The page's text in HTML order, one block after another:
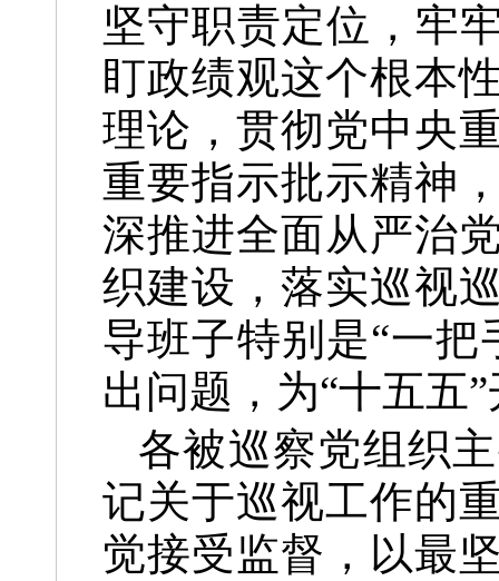
坚守职责定位，牢
盯政绩观这个根本
理论，贯彻党中央
重要指示批示精神
深推进全面从严治
织建设，落实巡视
导班子特别是“一
出问题，为“十五五
各被巡察党组织
记关于巡视工作的
觉接受监督，以最